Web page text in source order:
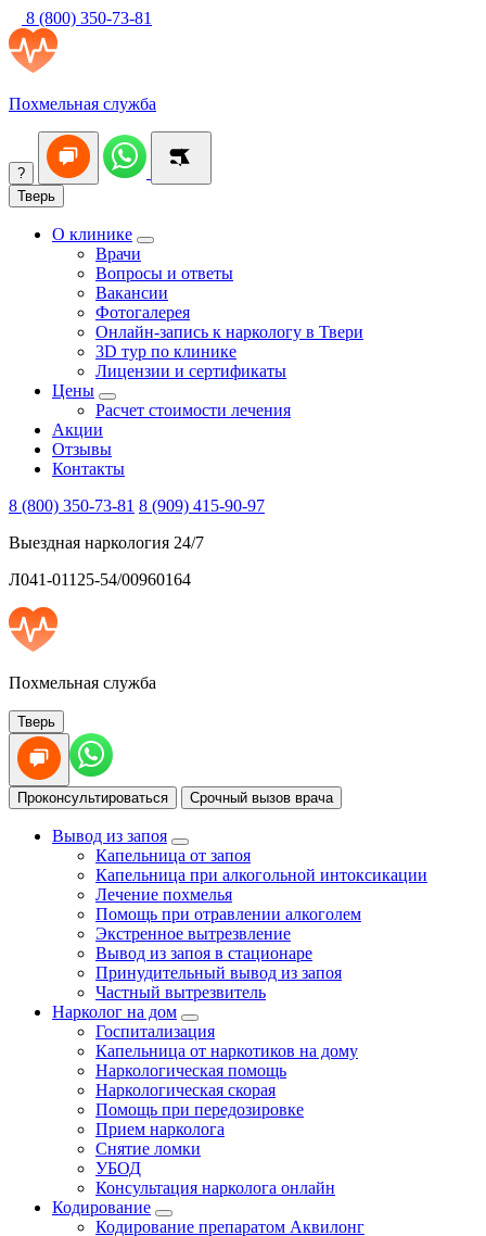
8 (800) 350-73-81
Похмельная служба
?
Тверь
О клинике
Врачи
Вопросы и ответы
Вакансии
Фотогалерея
Онлайн-запись к наркологу в Твери
3D тур по клинике
Лицензии и сертификаты
Цены
Расчет стоимости лечения
Акции
Отзывы
Контакты
8 (800) 350-73-81 8 (909) 415-90-97
Выездная наркология 24/7
Л041-01125-54/00960164
Похмельная служба
Тверь
Проконсультироваться Срочный вызов врача
Вывод из запоя
Капельница от запоя
Капельница при алкогольной интоксикации
Лечение похмелья
Помощь при отравлении алкоголем
Экстренное вытрезвление
Вывод из запоя в стационаре
Принудительный вывод из запоя
Частный вытрезвитель
Нарколог на дом
Госпитализация
Капельница от наркотиков на дому
Наркологическая помощь
Наркологическая скорая
Помощь при передозировке
Прием нарколога
Снятие ломки
УБОД
Консультация нарколога онлайн
Кодирование
Кодирование препаратом Аквилонг